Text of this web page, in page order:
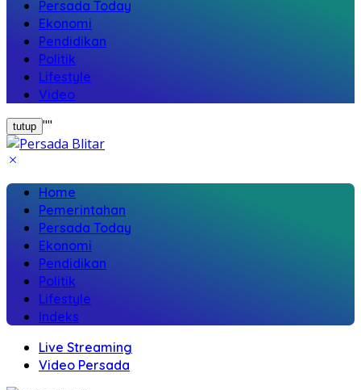
Persada Today
Ekonomi
Pendidikan
Politik
Lifestyle
Video
tutup ""
Home
Pemerintahan
Persada Today
Ekonomi
Pendidikan
Politik
Lifestyle
Indeks
Live Streaming
Video Persada